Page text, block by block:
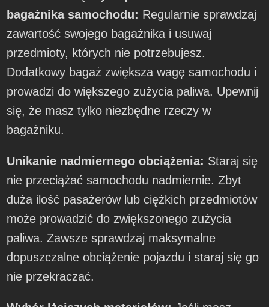
bagażnika samochodu: Regularnie sprawdzaj
zawartość swojego bagażnika i usuwaj
przedmioty, których nie potrzebujesz.
Dodatkowy bagaż zwiększa wagę samochodu i
prowadzi do większego zużycia paliwa. Upewnij
się, że masz tylko niezbędne rzeczy w
bagażniku.
Unikanie nadmiernego obciążenia: Staraj się
nie przeciążać samochodu nadmiernie. Zbyt
duża ilość pasażerów lub ciężkich przedmiotów
może prowadzić do zwiększonego zużycia
paliwa. Zawsze sprawdzaj maksymalne
dopuszczalne obciążenie pojazdu i staraj się go
nie przekraczać.